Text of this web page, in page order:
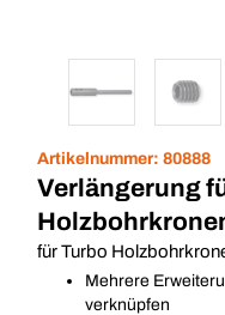
Artikelnummer: 80888
Verlängerung
für Turbo
Mehrere
verknüpfen